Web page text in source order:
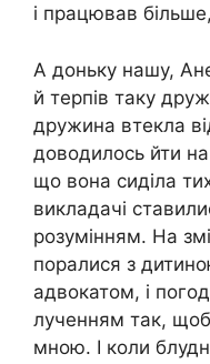
і працював
А доньку нашу,
й терпів таку
дружина втекла
доводилось йти
що вона сиділа
викладачі
розумінням. На
поралися з
адвокатом, і
лученням так,
мною. І коли